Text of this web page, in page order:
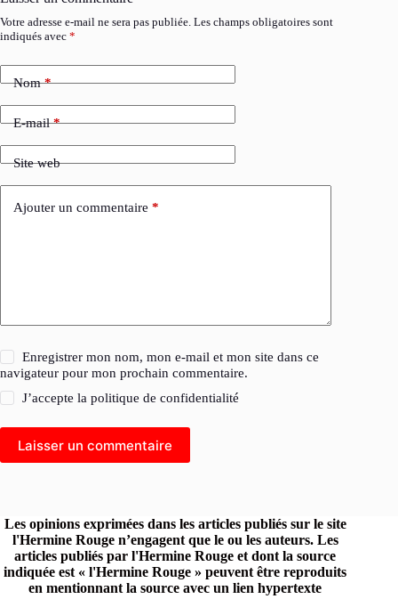
Votre adresse e-mail ne sera pas publiée. Les champs obligatoires sont
indiqués avec *
Nom*
E-mail*
Site web
Ajouter un commentaire *
Enregistrer mon nom, mon e-mail et mon site dans ce
navigateur pour mon prochain commentaire.
J’accepte lapolitique de confidentialité
Laisser un commentaire
Les opinions exprimées dans les articles publiés sur le site
l'Hermine Rouge n’engagent que le ou les auteurs. Les
articles publiés par l'Hermine Rouge et dont la source
indiquée est « l'Hermine Rouge » peuvent être reproduits
en mentionnant la source avec un lien hypertexte